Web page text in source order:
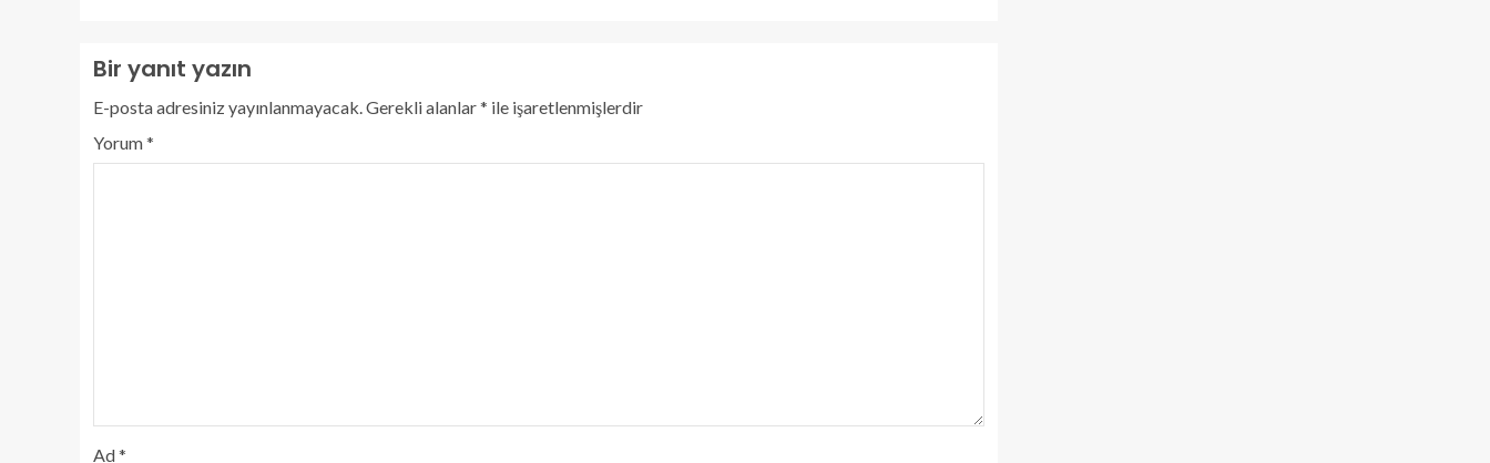
Bir yanıt yazın
E-posta adresiniz yayınlanmayacak.Gerekli alanlar* ile işaretlenmişlerdir
Yorum*
Ad*